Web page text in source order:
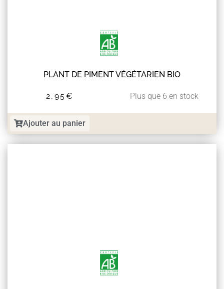
PLANT DE PIMENT VÉGÉTARIEN BIO
2,95€ Plus que 6 en stock
Ajouter au panier